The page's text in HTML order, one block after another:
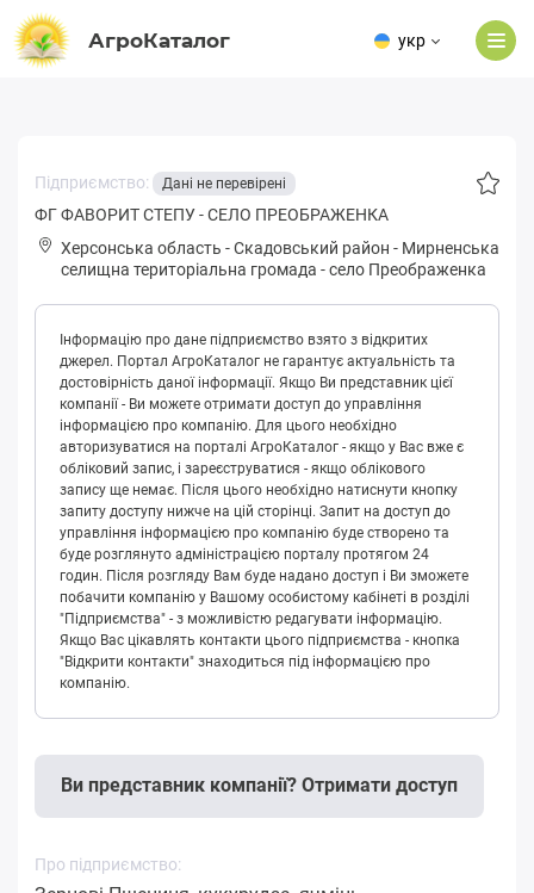
АгроКаталог укр
Підприємство: Дані не перевірені
ФГ ФАВОРИТ СТЕПУ - СЕЛО ПРЕОБРАЖЕНКА
Херсонська область -Скадовський район - Миpнeнськa
селищна територіальна громада -село Преображенка
Інформацію про дане підприємство взято з відкритих
джерел. Портал АгроКаталог не гарантує актуальність та
достовірність даної інформації. Якщо Ви представник цієї
компанії - Ви можете отримати доступ до управління
інформацією про компанію. Для цього необхідно
авторизуватися на порталі АгроКаталог - якщо у Вас вже є
обліковий запис, і зареєструватися - якщо облікового
запису ще немає. Після цього необхідно натиснути кнопку
запиту доступу нижче на цій сторінці. Запит на доступ до
управління інформацією про компанію буде створено та
буде розглянуто адміністрацією порталу протягом 24
годин. Після розгляду Вам буде надано доступ і Ви зможете
побачити компанію у Вашому особистому кабінеті в розділі
"Підприємства" - з можливістю редагувати інформацію.
Якщо Вас цікавлять контакти цього підприємства - кнопка
"Відкрити контакти" знаходиться під інформацією про
компанію.
Ви представник компанії? Отримати доступ
Про підприємство: